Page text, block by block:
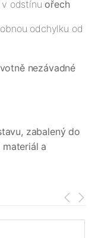
odstínu ořech
odchylku od
nezávadné
zabalený do
a